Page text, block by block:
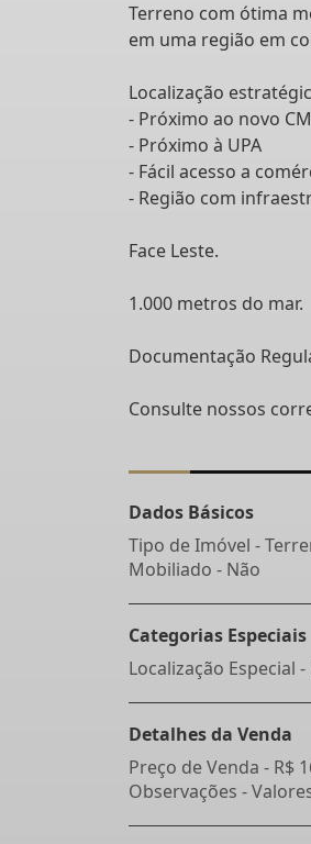
Terreno com ótima
em uma região em
Localização
- Próximo ao novo
- Próximo à UPA
- Fácil acesso a
- Região com
Face Leste.
1.000 metros do mar.
Documentação
Consulte nossos
Dados Básicos
Tipo de Imóvel -
Mobiliado - Não
Categorias Especiais
Localização Especial
Detalhes da Venda
Preço de Venda - R$
Observações -